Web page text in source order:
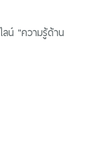
ลน์ "ความรู้ด้าน